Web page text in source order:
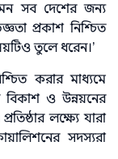
সব দেশের জন্য
প্রকাশ নিশ্চিত
তুলে ধরেন।’
করার মাধ্যমে
ও উন্নয়নের
লক্ষ্যে যারা
সদস্যরা